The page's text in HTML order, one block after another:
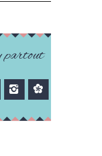
partout